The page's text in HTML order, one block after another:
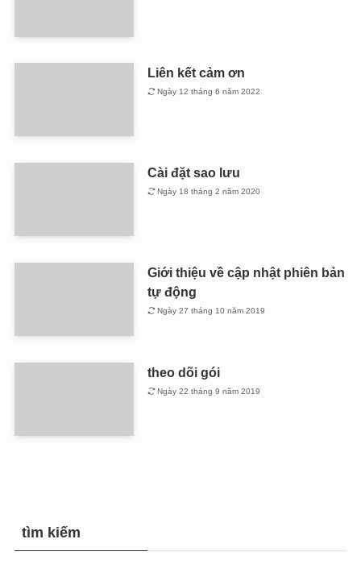
Liên kết cảm ơn
Ngày 12 tháng 6 năm 2022
Cài đặt sao lưu
Ngày 18 tháng 2 năm 2020
Giới thiệu về cập nhật phiên bản
tự động
Ngày 27 tháng 10 năm 2019
theo dõi gói
Ngày 22 tháng 9 năm 2019
tìm kiếm